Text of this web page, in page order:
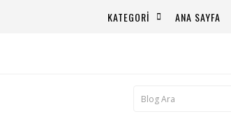
KATEGORİ ANA SAYFA